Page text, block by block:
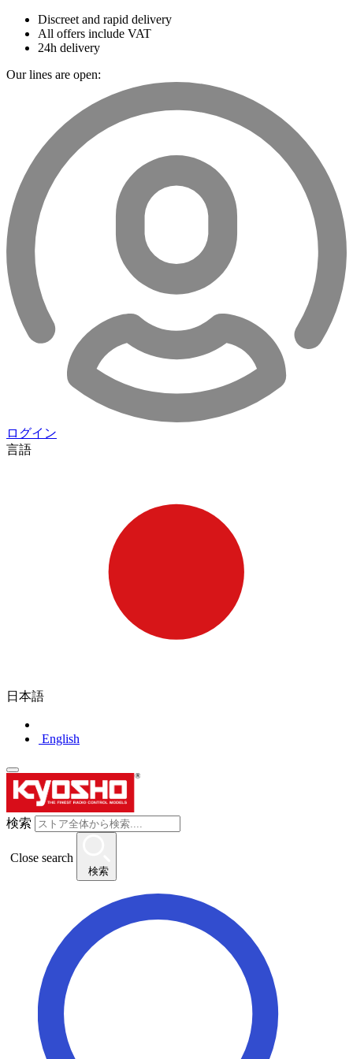
Discreet and rapid delivery
All offers include VAT
24h delivery
Our lines are open:
ログイン
言語
日本語
English
検索
Close search
検索